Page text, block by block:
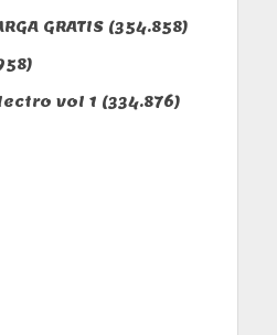
GRATIS (354.858)
vol 1 (334.876)